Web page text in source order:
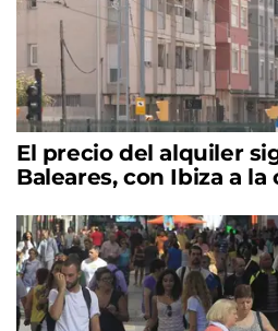
El precio del alquiler
Baleares, con Ibiza a la